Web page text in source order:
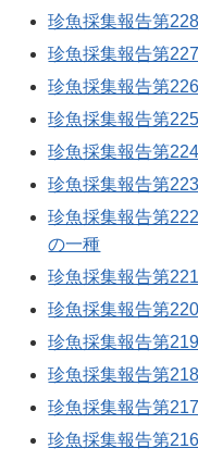
珍魚採集報告第
珍魚採集報告第
珍魚採集報告第
珍魚採集報告第
珍魚採集報告第
珍魚採集報告第
珍魚採集報告第
の一種
珍魚採集報告第
珍魚採集報告第
珍魚採集報告第
珍魚採集報告第
珍魚採集報告第
珍魚採集報告第